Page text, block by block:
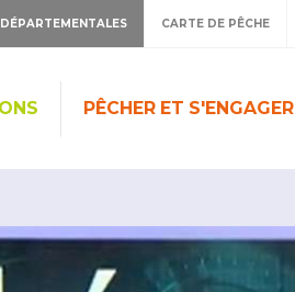
CARTE DE PÊCHE
PÊCHER ET S'ENGAGER